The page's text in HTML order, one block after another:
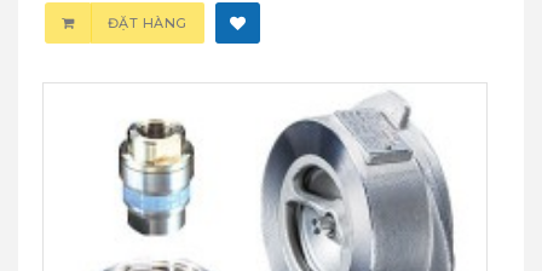
ĐẶT HÀNG